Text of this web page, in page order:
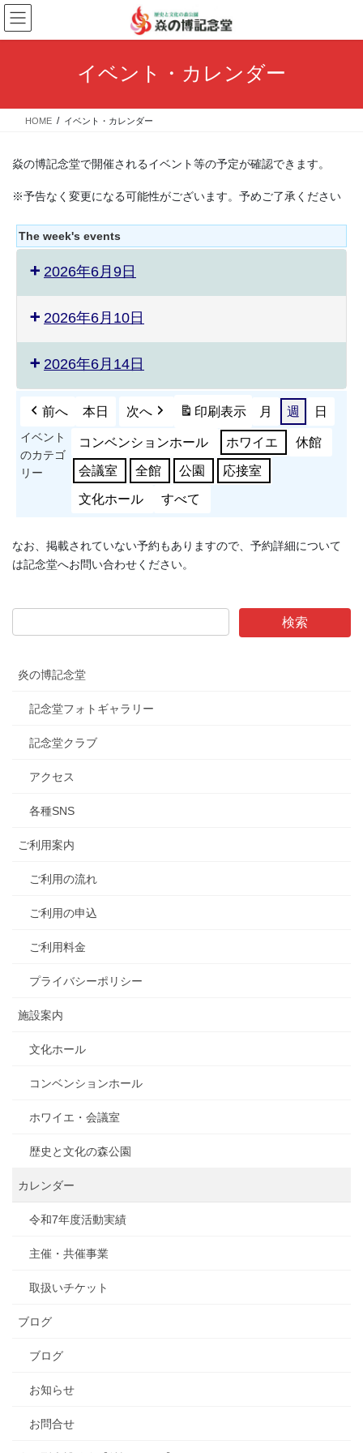
コ
ン
テ
ス
ナ
ビ
ゲ
ン
イベント・カレンダー
HOME イベント・カレンダー
焱の博記念堂で開催されるイベント等の予定が確認できます。
※予告なく変更になる可能性がございます。予めご了承ください
The week's events
2026年6月9日
2026年6月10日
2026年6月14日
前へ 本日 次へ 印刷表示 月 週 日
イベント
のカテゴ
リー
コンベンションホール ホワイエ 休館
会議室 全館 公園 応接室
文化ホール すべて
なお、掲載されていない予約もありますので、予約詳細について
は記念堂へお問い合わせください。
炎の博記念堂
記念堂フォトギャラリー
記念堂クラブ
アクセス
各種SNS
ご利用案内
ご利用の流れ
ご利用の申込
ご利用料金
プライバシーポリシー
施設案内
文化ホール
コンベンションホール
ホワイエ・会議室
歴史と文化の森公園
カレンダー
令和7年度活動実績
主催・共催事業
取扱いチケット
ブログ
ブログ
お知らせ
お問合せ